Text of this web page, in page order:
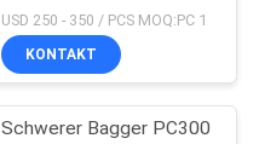
S1800-1
USD 250 - 350 / PCS MOQ:PC 1
KONTAKT
Schwerer Bagger PC300